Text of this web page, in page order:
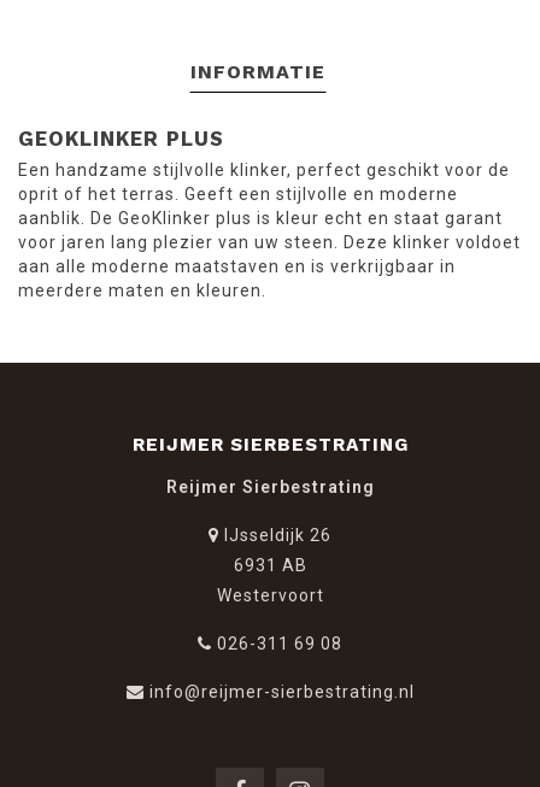
INFORMATIE
GEOKLINKER PLUS
Een handzame stijlvolle klinker, perfect geschikt voor de
oprit of het terras. Geeft een stijlvolle en moderne
aanblik. De GeoKlinker plus is kleur echt en staat garant
voor jaren lang plezier van uw steen. Deze klinker voldoet
aan alle moderne maatstaven en is verkrijgbaar in
meerdere maten en kleuren.
REIJMER SIERBESTRATING
Reijmer Sierbestrating
IJsseldijk 26
6931 AB
Westervoort
026-311 69 08
info@reijmer-sierbestrating.nl